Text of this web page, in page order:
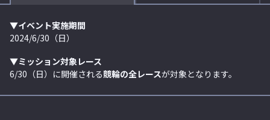
▼イベント実施期間
2024/6/30（日）
▼ミッション対象レース
6/30（日）に開催される競輪の全レースが対象となります。